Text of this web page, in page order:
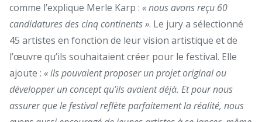
comme l’explique Merle Karp : « nous avons reçu 60
candidatures des cinq continents ». Le jury a sélectionné
45 artistes en fonction de leur vision artistique et de
l’œuvre qu’ils souhaitaient créer pour le festival. Elle
ajoute : « ils pouvaient proposer un projet original ou
développer un concept qu’ils avaient déjà. Et pour nous
assurer que le festival reflète parfaitement la réalité, nous